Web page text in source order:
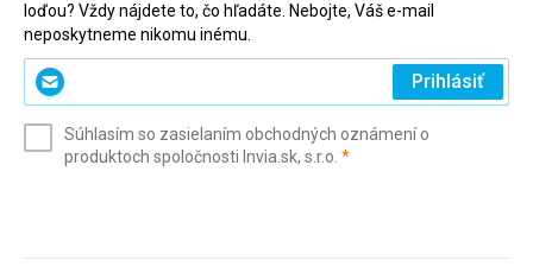
loďou? Vždy nájdete to, čo hľadáte. Nebojte, Váš e-mail
neposkytneme nikomu inému.
Zadajte
svoj
(povinné)
Prihlásiť
Súhlasím so zasielaním obchodných oznámení o
produktoch spoločnosti Invia.sk, s.r.o. *(povinné)